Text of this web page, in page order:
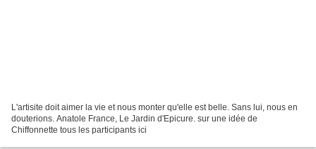
L'artisite doit aimer la vie et nous monter qu'elle est belle. Sans lui, nous en
douterions. Anatole France, Le Jardin d'Epicure. sur une idée de
Chiffonnette tous les participants ici